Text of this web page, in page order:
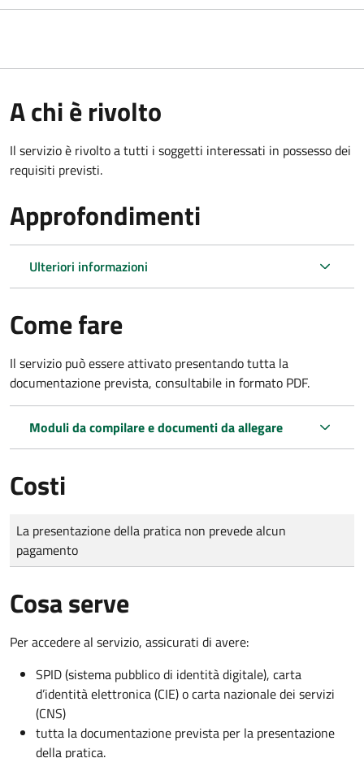
A chi è rivolto
Il servizio è rivolto a tutti i soggetti interessati in possesso dei
requisiti previsti.
Approfondimenti
Ulteriori informazioni
Come fare
Il servizio può essere attivato presentando tutta la
documentazione prevista, consultabile in formato PDF.
Moduli da compilare e documenti da allegare
Costi
Tipo di pagamento
Importo
La presentazione della pratica non prevede alcun
pagamento
Cosa serve
Per accedere al servizio, assicurati di avere:
SPID (sistema pubblico di identità digitale), carta
d’identità elettronica (CIE) o carta nazionale dei servizi
(CNS)
tutta la documentazione prevista per la presentazione
della pratica.